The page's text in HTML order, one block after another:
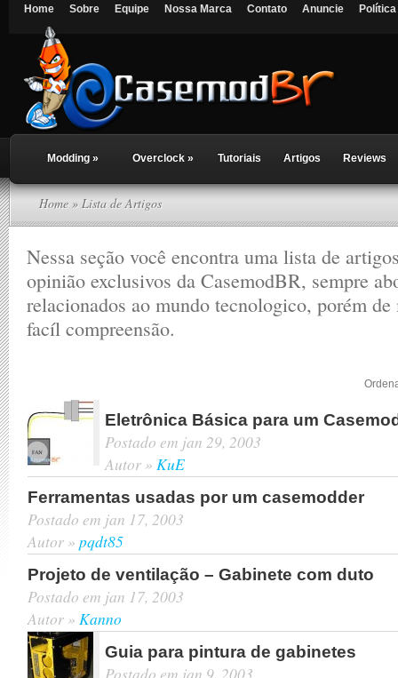
Home Sobre Equipe Nossa Marca Contato Anuncie
Modding » Overclock » Tutoriais Artigos Reviews
Home » Lista de Artigos
Nessa seção você encontra uma lista de
opinião exclusivos da CasemodBR, sempre
relacionados ao mundo tecnologico, porém de
facíl compreensão.
Eletrônica Básica para um
Postado em jan 29, 2003
Autor » KuE
Ferramentas usadas por um casemodder
Postado em jan 17, 2003
Autor » pqdt85
Projeto de ventilação – Gabinete com duto
Postado em jan 17, 2003
Autor » Kanno
Guia para pintura de gabinetes
Postado em jan 9, 2003